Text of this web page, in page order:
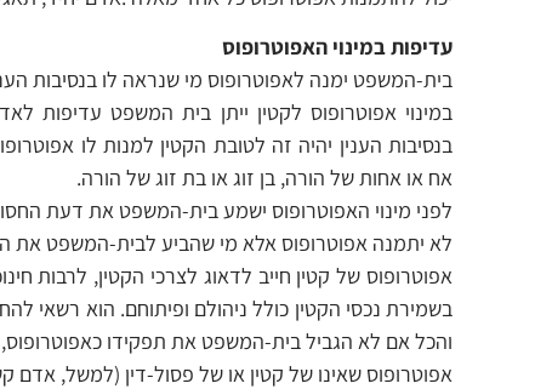
עדיפות במינוי האפוטרופוס
בית-המשפט ימנה לאפוטרופוס מי שנראה לו בנסיבות
במינוי אפוטרופוס לקטין ייתן בית המשפט
בנסיבות הענין יהיה זה לטובת הקטין למנות לו
אח או אחות של הורה, בן זוג או בת זוג של הורה.
לפני מינוי האפוטרופוס ישמע בית-המשפט את דעת
לא יתמנה אפוטרופוס אלא מי שהביע לבית-המשפט את
אפוטרופוס של קטין חייב לדאוג לצרכי הקטין, לרבות
בשמירת נכסי הקטין כולל ניהולם ופיתוחם. הוא רשאי
והכל אם לא הגביל בית-המשפט את תפקידו כאפוטרופוס,
אפוטרופוס שאינו של קטין או של פסול-דין (למשל, אדם